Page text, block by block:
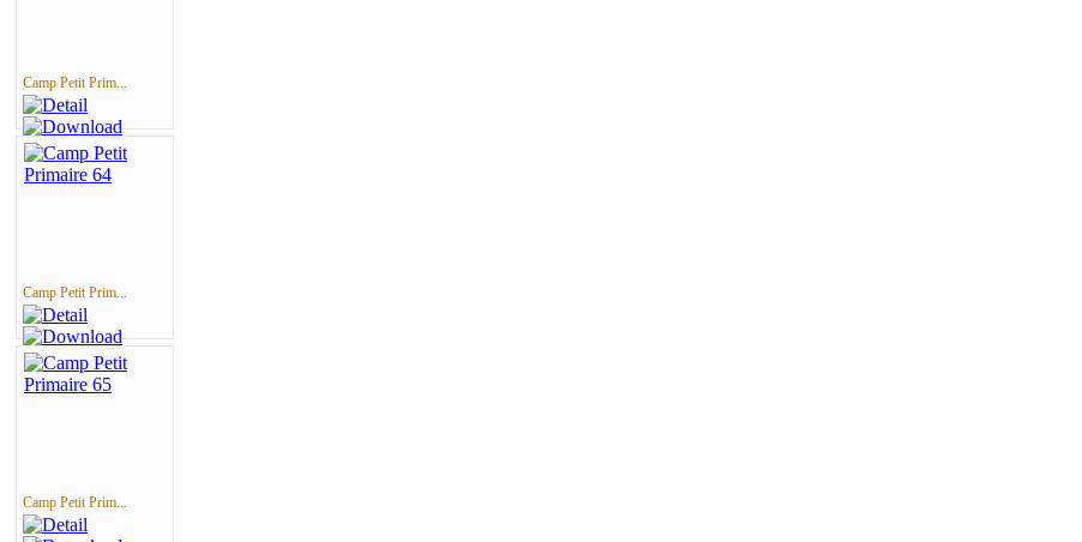
Camp Petit Prim...
Camp Petit Prim...
Camp Petit Prim...